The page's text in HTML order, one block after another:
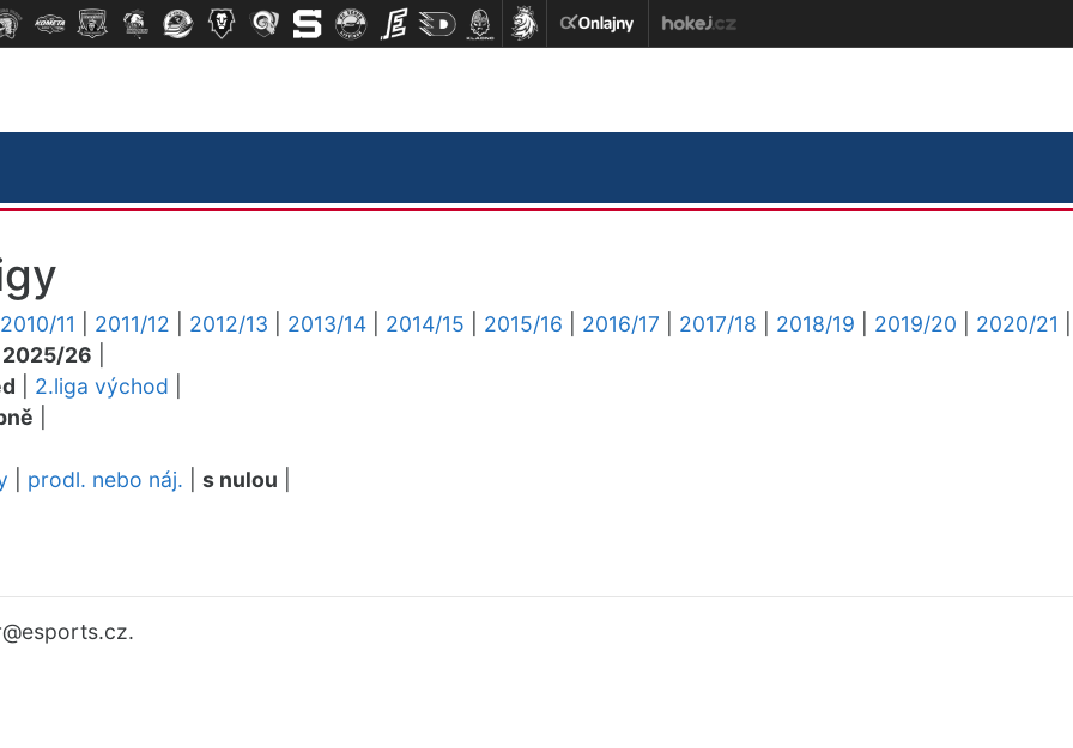
2010/11 2011/12 2012/13 2013/14 2014/15 2015/16 2016/17 2017/18 2018/19 2019/20 2020/21
2025/26
2.liga východ
prodl. nebo náj. s nulou
@esports.cz.